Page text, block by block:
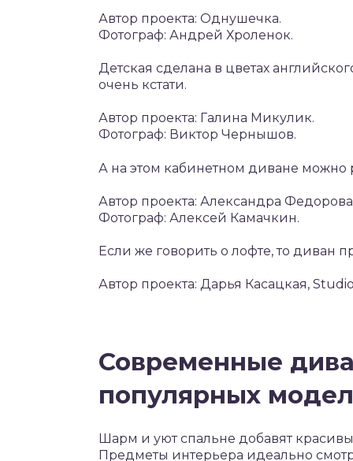
Автор проекта: Однушечка.
Фотограф: Андрей Хроленок.
Детская сделана в цветах
очень кстати.
Автор проекта: Галина Микулик.
Фотограф: Виктор Чернышов.
А на этом кабинетном диване можно
Автор проекта: Александра
Фотограф: Алексей Камачкин.
Если же говорить о лофте, то диван
Автор проекта: Дарья Касацкая,
Современные
популярных
Шарм и уют спальне добавят
Предметы интерьера идеально